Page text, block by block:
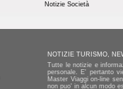
Notizie Società
NOTIZIE TURISMO,
Tutte le notizie e
personale. E' pertanto
Master Viaggi on-line
non puo' in alcun modo